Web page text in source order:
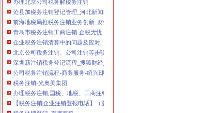
沧县加税务注销登记管理_河北新闻网
前海地税局推税务注销业务创新_财经_腾讯网
青岛市税务注销工商注销-企税无忧_【公司注册服务】
企业税务注销清算中的问题及应对
北京公司税务注销、公司注销等步骤-北京58同城
深圳新注销税务登记流程_搜狐财经_搜狐网
公司税务注销流程-商务服务-绍兴E网
税务注销-光奥美集团
办理税务注销,国税、地税、工商注销流程
【税务注销|企业注销登报电话】（图）-供应信息-环球经贸网
税务注销登记_百度百科